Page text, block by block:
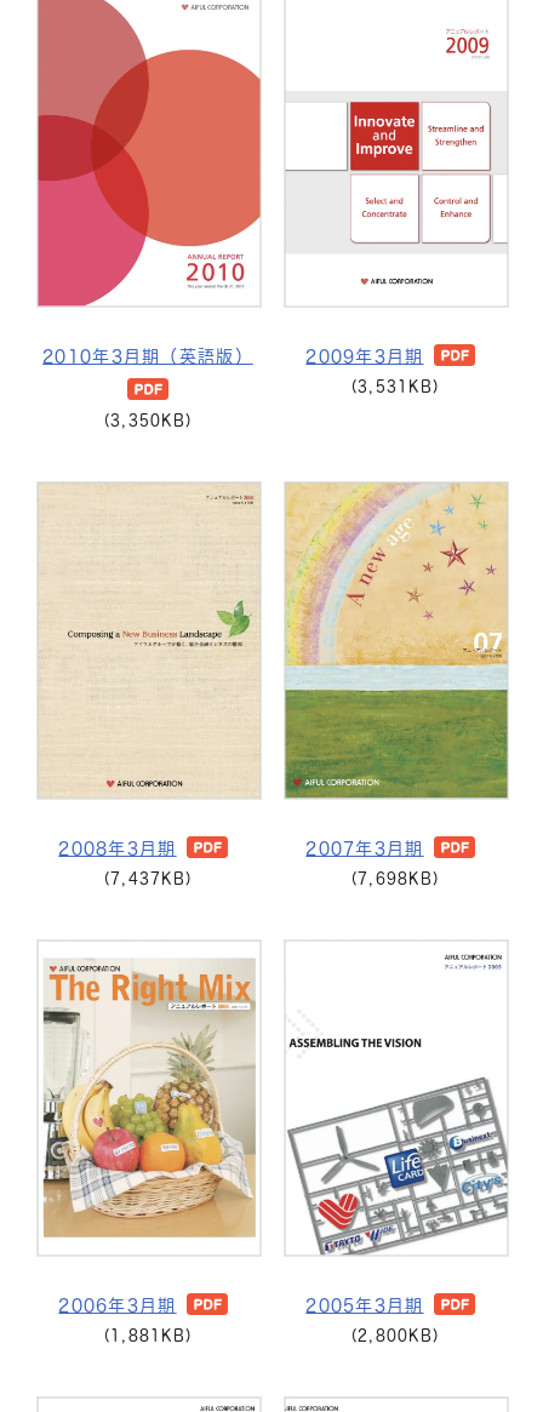
2010年3月期（英語版）
(3,350KB)
2009年3月期
(3,531KB)
2008年3月期
(7,437KB)
2007年3月期
(7,698KB)
2006年3月期
(1,881KB)
2005年3月期
(2,800KB)